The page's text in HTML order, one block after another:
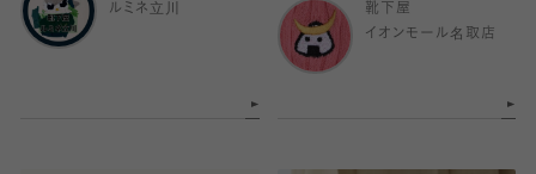
ルミネ立川
靴下屋
イオンモール名取店